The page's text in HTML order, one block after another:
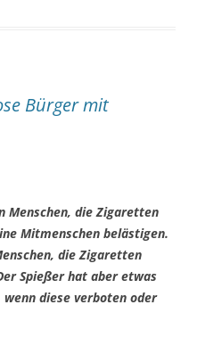
Bürger mit
Menschen, die Zigaretten
Mitmenschen belästigen.
die Zigaretten
Spießer hat aber etwas
diese verboten oder